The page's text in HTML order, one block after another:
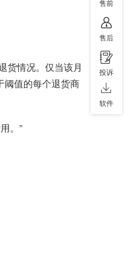
货情况。仅当该月
阈值的每个退货商
。”
售前
售后
投诉
软件